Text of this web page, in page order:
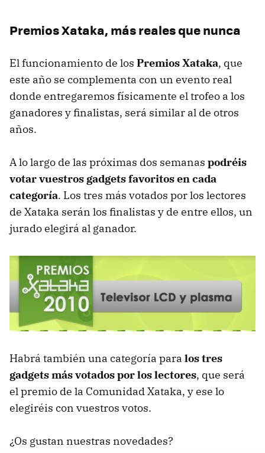
Premios Xataka, más reales que nunca
El funcionamiento de los Premios Xataka, que
este año se complementa con un evento real
donde entregaremos físicamente el trofeo a los
ganadores y finalistas, será similar al de otros
años.
A lo largo de las próximas dos semanas podréis
votar vuestros gadgets favoritos en cada
categoría. Los tres más votados por los lectores
de Xataka serán los finalistas y de entre ellos, un
jurado elegirá al ganador.
Habrá también una categoría para los tres
gadgets más votados por los lectores, que será
el premio de la Comunidad Xataka, y ese lo
elegiréis con vuestros votos.
¿Os gustan nuestras novedades?